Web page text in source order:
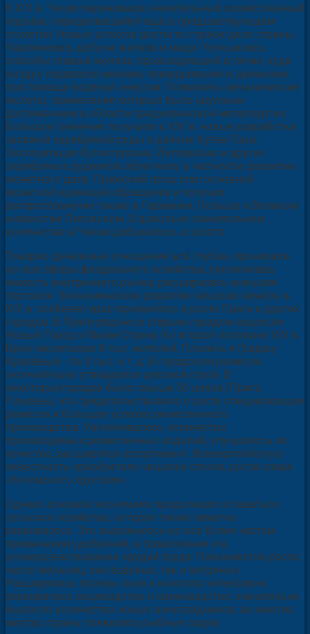
В XIV в. Чехия переживала значительный хозяйственный
подъём, определившийся ещё в предшествующем
столетии. Новых успехов достигло горное дело страны.
Увеличилась добыча железа и меди. Улучшились
способы плавки железа, происходившей в печах, куда
воздух подавался мехами, приводимыми в движение
при помощи водяной энергии. Появились механические
молоты, применение которых было крупным
достижением в области средневековой металлургии.
Большое значение получили в XIV в. новые разработки
залежей серебряной руды в районе Кутна-Горы.
Эксплуатация Кутногорских, Йиглавских и других
серебряных рудников облегчила, в частности, развитие
монетного дела. Пражский грош стал основной
монетной единицей обращения и получил
распространение также в Германии, Польше и Великом
княжестве Литовском. В довольно значительном
количестве в Чехии добывалось и золото.
Товарно-денежные отношения всё глубже проникали
во все сферы феодального хозяйства; увеличилась
ёмкость внутреннего рынка, расширилась внешняя
торговля. Экономическое развитие чешских земель в
XIV в. особенно ярко проявилось в росте Праги и других
городов. В Праге рядом со старым городом выросли
Новый Город и Малая Страна. Ко второй половине XIV в.
Брно насчитывал 8 тыс. жителей, Пльзень и Градец-
Кралёвый - по 5 тыс. и т. д. В городском ремесле
окончательно утвердился цеховой строй. В
некоторыхгородах было свыше 50 цехов (Прага,
Пльзень), что свидетельствовало о росте специализации
ремесла и больших успехах ремесленного
производства. Увеличивалось количество
производимых ремесленных изделий, улучшалось их
качество, расширялся ассортимент. Всеевропейскую
известность приобретало чешское стекло, росла слава
«богемского хрусталя».
Однако основой экономики продолжало оставаться
сельское хозяйство, которое также заметно
развивалось. Это выражалось во всё более частом
применении удобрений, в травосеянии и в
усовершенствовании орудий труда. Повсеместно росло
число мельниц, как водяных, так и ветряных.
Расширялись посевы льна и конопли; интенсивно
развивались овцеводство и свиноводство; значительно
выросло количество новых виноградников; во многих
местах страны появились рыбные садки.